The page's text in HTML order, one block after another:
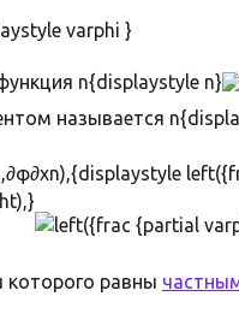
varphi }
n{displaystyle n}
называется
которого равны